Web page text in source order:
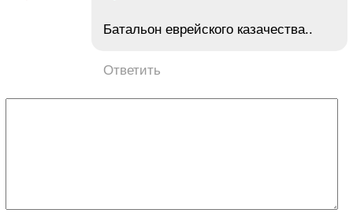
Батальон еврейского казачества..
Ответить